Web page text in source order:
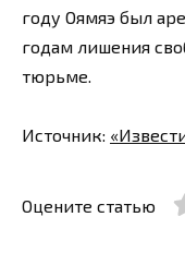
году Оямяэ был
годам лишения
тюрьме.
Источник:
Оцените статью